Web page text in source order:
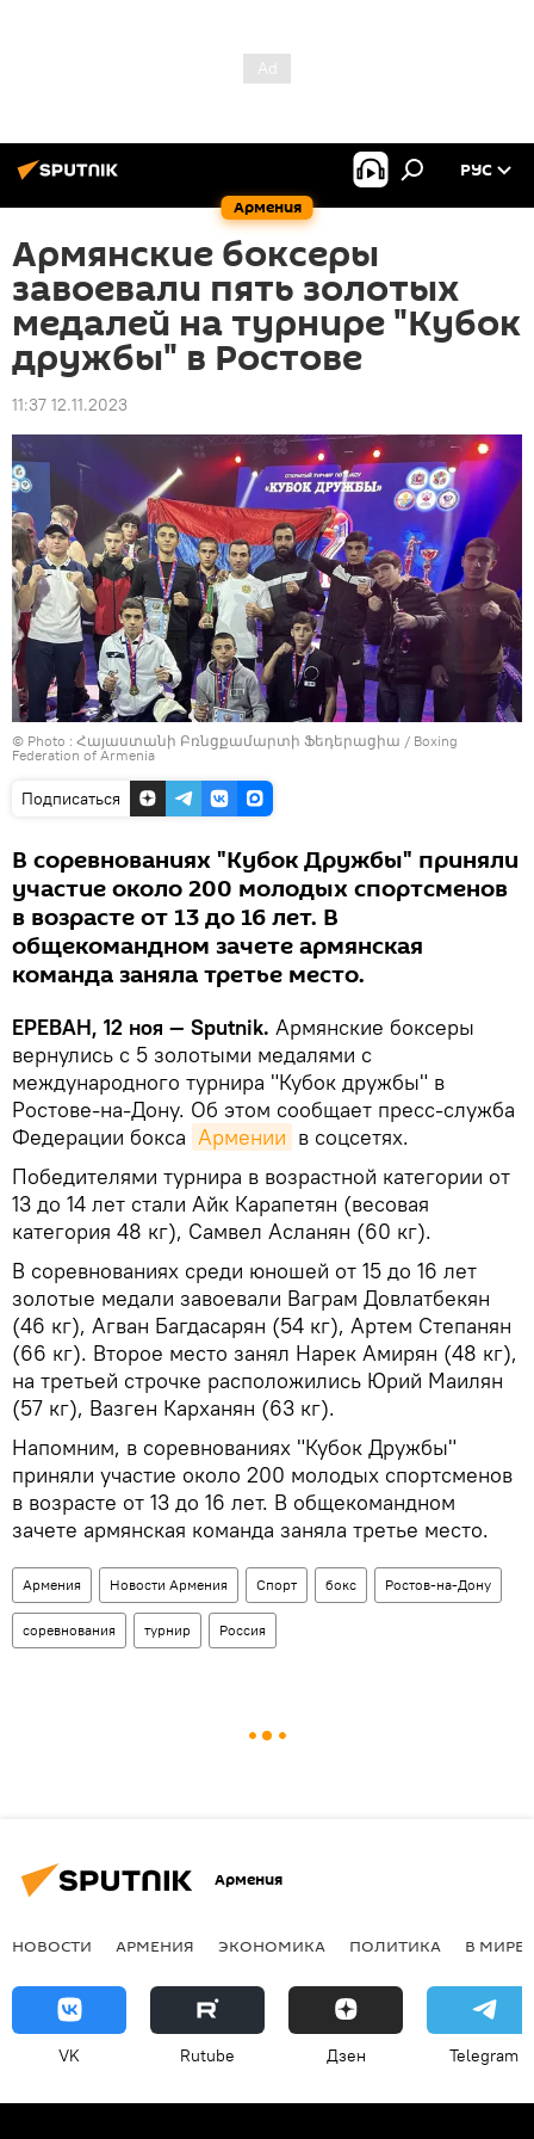
Армения
РУС
Армянские боксеры
завоевали пять золотых
медалей на турнире "Кубок
дружбы" в Ростове
11:37 12.11.2023
© Photo : Հայաստանի Բռնցքամարտի Ֆեդերացիա / Boxing
Federation of Armenia
Подписаться
В соревнованиях "Кубок Дружбы" приняли
участие около 200 молодых спортсменов
в возрасте от 13 до 16 лет. В
общекомандном зачете армянская
команда заняла третье место.
ЕРЕВАН, 12 ноя — Sputnik. Армянские боксеры
вернулись с 5 золотыми медалями с
международного турнира "Кубок дружбы" в
Ростове-на-Дону. Об этом сообщает пресс-служба
Федерации бокса Армении в соцсетях.
Победителями турнира в возрастной категории от
13 до 14 лет стали Айк Карапетян (весовая
категория 48 кг), Самвел Асланян (60 кг).
В соревнованиях среди юношей от 15 до 16 лет
золотые медали завоевали Ваграм Довлатбекян
(46 кг), Агван Багдасарян (54 кг), Артем Степанян
(66 кг). Второе место занял Нарек Амирян (48 кг),
на третьей строчке расположились Юрий Маилян
(57 кг), Вазген Карханян (63 кг).
Напомним, в соревнованиях "Кубок Дружбы"
приняли участие около 200 молодых спортсменов
в возрасте от 13 до 16 лет. В общекомандном
зачете армянская команда заняла третье место.
Армения Новости Армения Спорт бокс Ростов-на-Дону
соревнования турнир Россия
Армения
НОВОСТИ АРМЕНИЯ ЭКОНОМИКА ПОЛИТИКА В МИРЕ
VK Rutube Дзен Telegram